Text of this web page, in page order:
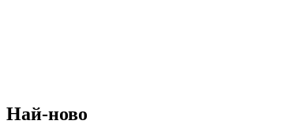
Най-ново